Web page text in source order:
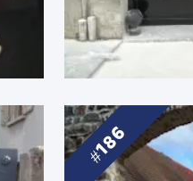
186